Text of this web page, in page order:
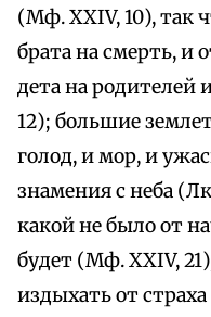
(Мф. XXIV, 10), так
брата на смерть, и
дета на родителей
12); большие
голод, и мор, и
знамения с неба
какой не было от
будет (Мф. XXIV,
издыхать от